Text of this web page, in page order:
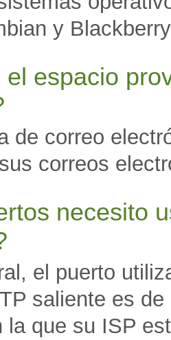
y
espacio
de correo
correos
necesito
el puerto
saliente es
la que su ISP